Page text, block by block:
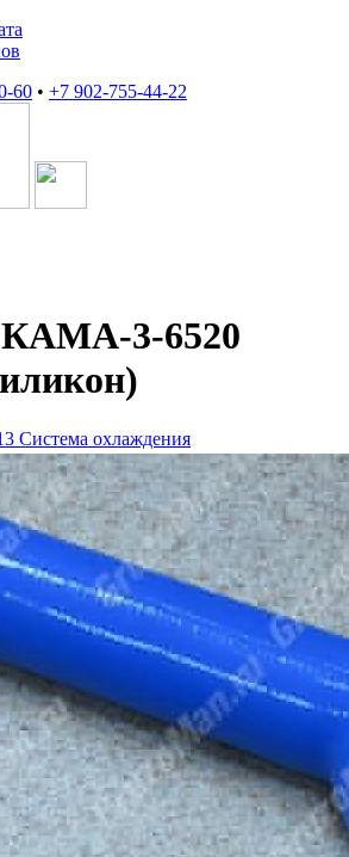
60 • +7 902-755-44-22
КАМА-3-6520
Система охлаждения